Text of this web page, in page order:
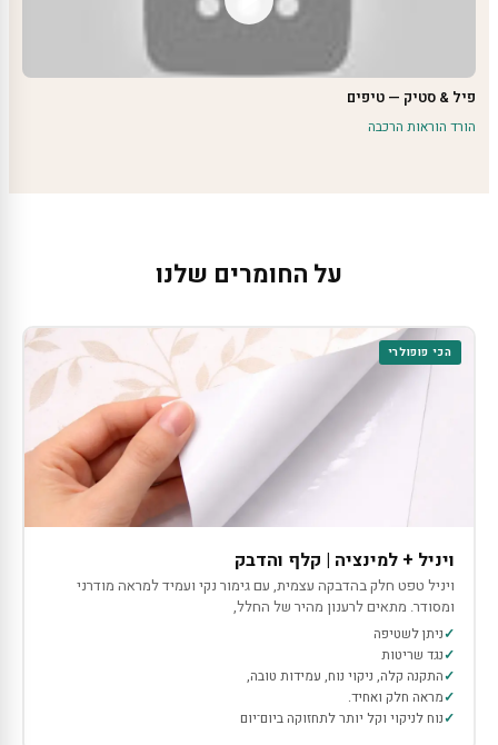
פיל & סטיק — טיפים
הורד הוראות הרכבה
על החומרים שלנו
הכי פופולרי
ויניל + למינציה | קלף והדבק
ויניל טפט חלק בהדבקה עצמית, עם גימור נקי ועמיד למראה מודרני
ומסודר. מתאים לרענון מהיר של החלל,
ניתן לשטיפה
נגד שריטות
התקנה קלה, ניקוי נוח, עמידות טובה,
מראה חלק ואחיד.
נוח לניקוי וקל יותר לתחזוקה ביום־יום